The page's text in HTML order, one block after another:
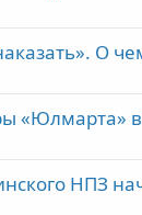
О
«Юлмарта»
НПЗ